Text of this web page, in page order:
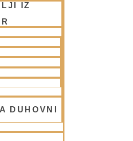
IZ
DUHOVNI